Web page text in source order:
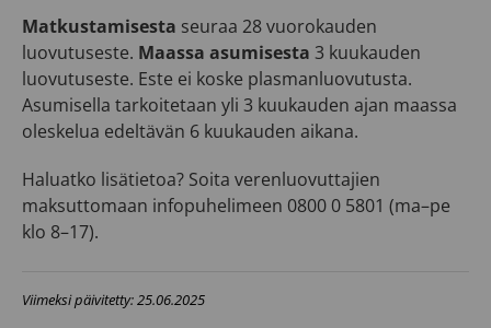
Matkustamisesta seuraa 28 vuorokauden
luovutuseste. Maassa asumisesta 3 kuukauden
luovutuseste. Este ei koske plasmanluovutusta.
Asumisella tarkoitetaan yli 3 kuukauden ajan maassa
oleskelua edeltävän 6 kuukauden aikana.
Haluatko lisätietoa? Soita verenluovuttajien
maksuttomaan infopuhelimeen 0800 0 5801 (ma–pe
klo 8–17).
Viimeksi päivitetty: 25.06.2025